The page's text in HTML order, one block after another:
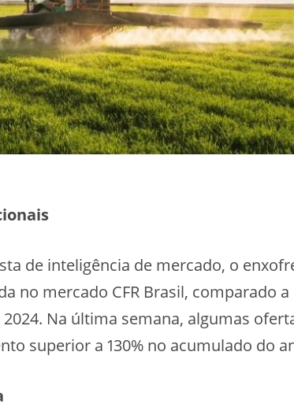
de inteligência de mercado, o
no mercado CFR Brasil, comparado a
Na última semana, algumas
superior a 130% no acumulado do